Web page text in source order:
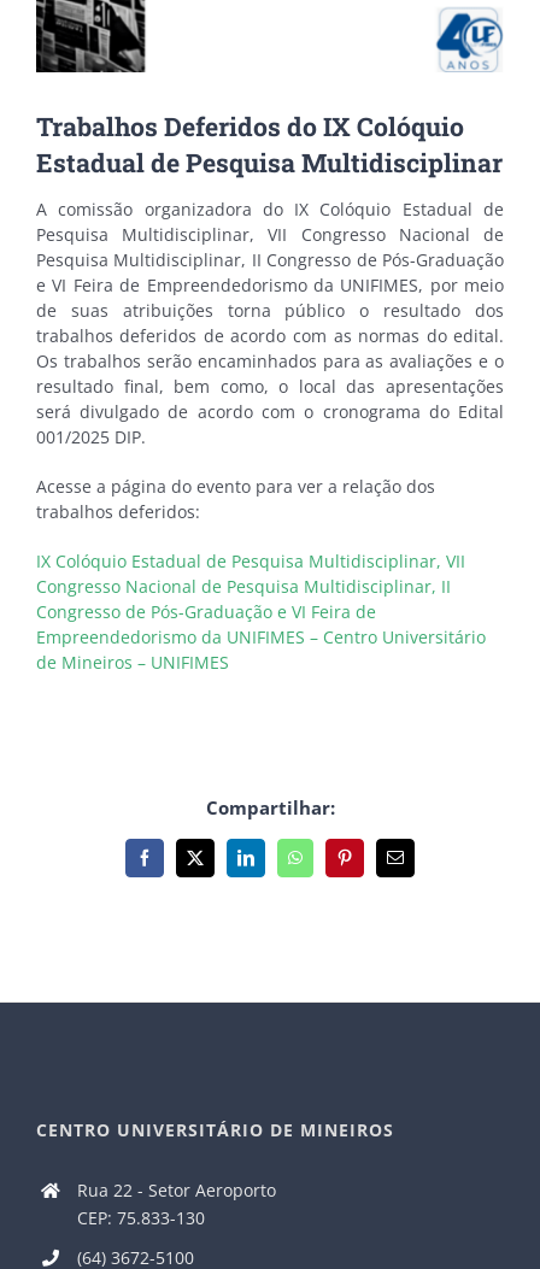
Trabalhos Deferidos do IX Colóquio
Estadual de Pesquisa Multidisciplinar
A comissão organizadora do IX Colóquio Estadual de
Pesquisa Multidisciplinar, VII Congresso Nacional de
Pesquisa Multidisciplinar, II Congresso de Pós-Graduação
e VI Feira de Empreendedorismo da UNIFIMES, por meio
de suas atribuições torna público o resultado dos
trabalhos deferidos de acordo com as normas do edital.
Os trabalhos serão encaminhados para as avaliações e o
resultado final, bem como, o local das apresentações
será divulgado de acordo com o cronograma do Edital
001/2025 DIP.
Acesse a página do evento para ver a relação dos
trabalhos deferidos:
IX Colóquio Estadual de Pesquisa Multidisciplinar, VII
Congresso Nacional de Pesquisa Multidisciplinar, II
Congresso de Pós-Graduação e VI Feira de
Empreendedorismo da UNIFIMES – Centro Universitário
de Mineiros – UNIFIMES
Compartilhar:
Facebook
X LinkedInWhatsAppPinterest
E-
mail
CENTRO UNIVERSITÁRIO DE MINEIROS
Rua 22 - Setor Aeroporto
CEP: 75.833-130
(64) 3672-5100